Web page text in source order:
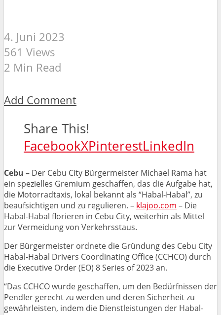
4. Juni 2023
561 Views
2 Min Read
Add Comment
Share This!
FacebookXPinterestLinkedIn
Cebu – Der Cebu City Bürgermeister Michael Rama hat
ein spezielles Gremium geschaffen, das die Aufgabe hat,
die Motorradtaxis, lokal bekannt als “Habal-Habal”, zu
beaufsichtigen und zu regulieren. – klajoo.com – Die
Habal-Habal florieren in Cebu City, weiterhin als Mittel
zur Vermeidung von Verkehrsstaus.
Der Bürgermeister ordnete die Gründung des Cebu City
Habal-Habal Drivers Coordinating Office (CCHCO) durch
die Executive Order (EO) 8 Series of 2023 an.
“Das CCHCO wurde geschaffen, um den Bedürfnissen der
Pendler gerecht zu werden und deren Sicherheit zu
gewährleisten, indem die Dienstleistungen der Habal-